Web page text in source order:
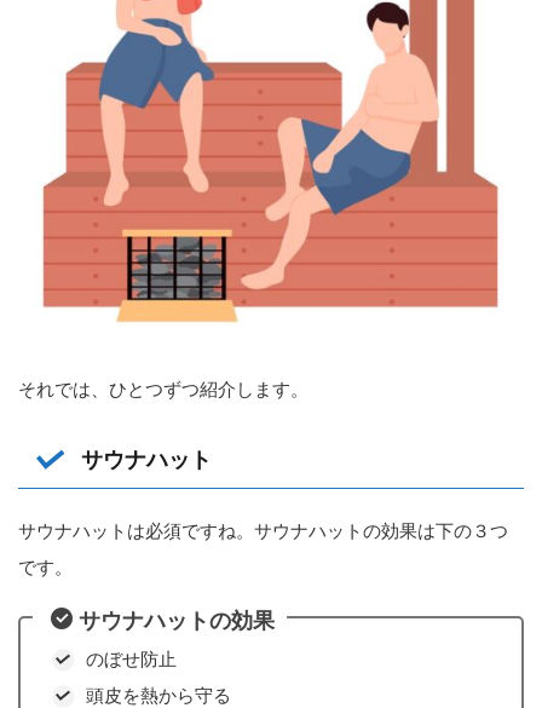
それでは、ひとつずつ紹介します。
サウナハット
サウナハットは必須ですね。サウナハットの効果は下の３つ
です。
サウナハットの効果
のぼせ防止
頭皮を熱から守る